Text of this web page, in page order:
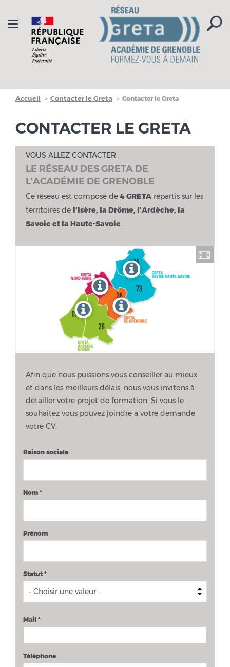
Toggle
navigation
Accueil Contacter le Greta Contacter le Greta
CONTACTER LE GRETA
VOUS ALLEZ CONTACTER
LE RÉSEAU DES GRETA DE
L'ACADÉMIE DE GRENOBLE
Ce réseau est composé de 4 GRETA répartis sur les
territoires de l'Isère, la Drôme, l'Ardèche, la
Savoie et la Haute-Savoie.
Afin que nous puissions vous conseiller au mieux
et dans les meilleurs délais, nous vous invitons à
détailler votre projet de formation. Si vous le
souhaitez vous pouvez joindre à votre demande
votre CV.
Raison sociale
Nom *
Prénom
Statut *
Mail *
Téléphone